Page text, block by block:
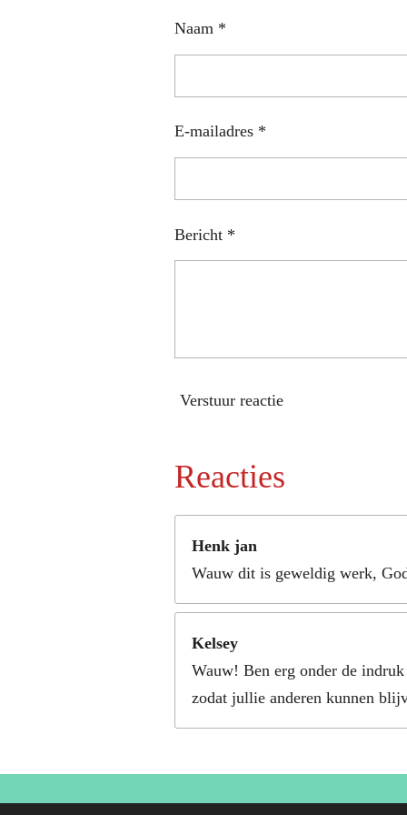
Naam *
E-mailadres *
Bericht *
Verstuur reactie
Reacties
Henk jan
Wauw dit is geweldig werk,
Kelsey
Wauw! Ben erg onder de
zodat jullie anderen kunnen